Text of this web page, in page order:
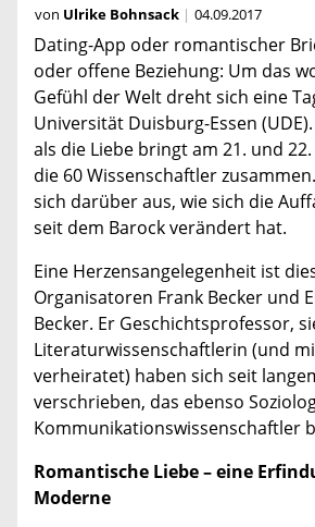
von Ulrike Bohnsack 04.09.2017
Dating-App oder romantischer
oder offene Beziehung: Um das
Gefühl der Welt dreht sich eine
Universität Duisburg-Essen
als die Liebe bringt am 21. und
die 60 Wissenschaftler
sich darüber aus, wie sich die
seit dem Barock verändert hat.
Eine Herzensangelegenheit ist
Organisatoren Frank Becker und
Becker. Er Geschichtsprofessor,
Literaturwissenschaftlerin (und
verheiratet) haben sich seit
verschrieben, das ebenso
Kommunikationswissenschaftler
Romantische Liebe – eine
Moderne